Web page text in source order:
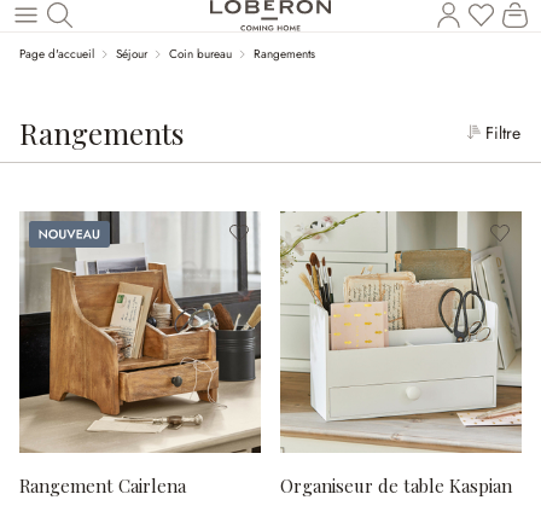
Revenir au contenu principal
Page d'accueil Séjour Coin bureau Rangements
Rangements Filtre
Nouveau
Rangement Cairlena Organiseur de table Kaspian